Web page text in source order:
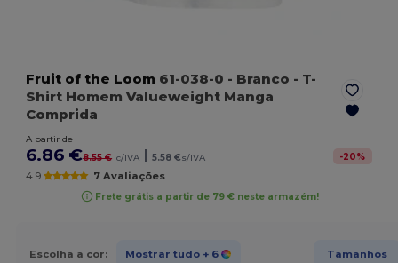
Fruit of the Loom 61-038-0 - Branco - T-
Shirt Homem Valueweight Manga
Comprida
A partir de
6.86 €8.55 € c/IVA | 5.58 €s/IVA -20%
4.9 7 Avaliações
Frete grátis a partir de 79 € neste armazém!
Escolha a cor: Mostrar tudo + 6 Tamanhos